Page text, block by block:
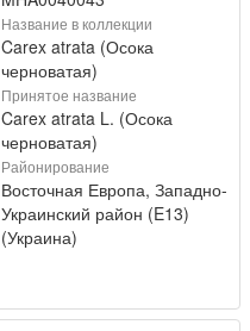
Название в коллекции
Carex atrata (Осока
черноватая)
Принятое название
Carex atrata L. (Осока
черноватая)
Районирование
Восточная Европа, Западно-
Украинский район (E13)
(Украина)